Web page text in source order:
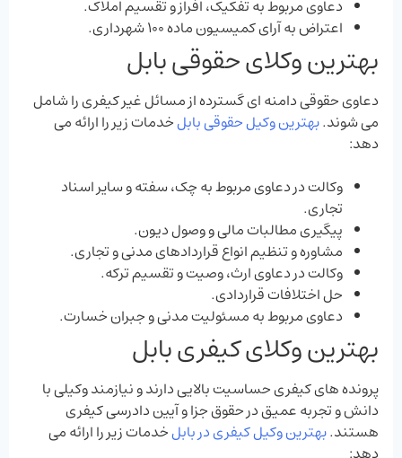
دعاوی مربوط به تفکیک، افراز و تقسیم املاک.
اعتراض به آرای کمیسیون ماده 100 شهرداری.
بهترین وکلای حقوقی بابل
دعاوی حقوقی دامنه‌ ای گسترده از مسائل غیر کیفری را شامل
می‌ شوند.بهترین وکیل حقوقی بابلخدمات زیر را ارائه می‌
دهد:
وکالت در دعاوی مربوط به چک، سفته و سایر اسناد
تجاری.
پیگیری مطالبات مالی و وصول دیون.
مشاوره و تنظیم انواع قراردادهای مدنی و تجاری.
وکالت در دعاوی ارث، وصیت و تقسیم ترکه.
حل اختلافات قراردادی.
دعاوی مربوط به مسئولیت مدنی و جبران خسارت.
بهترین وکلای کیفری بابل
پرونده‌ های کیفری حساسیت بالایی دارند و نیازمند وکیلی با
دانش و تجربه عمیق در حقوق جزا و آیین دادرسی کیفری
هستند.بهترین وکیل کیفری در بابلخدمات زیر را ارائه می‌